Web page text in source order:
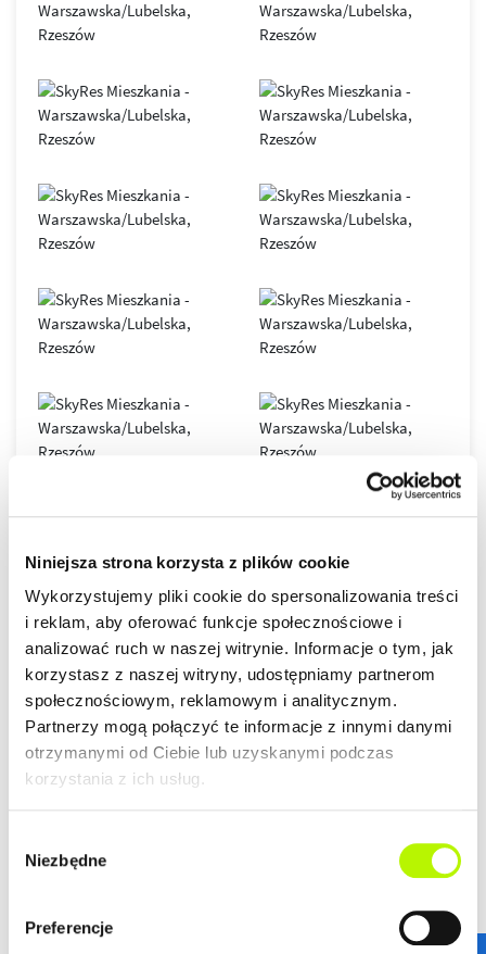
Niniejsza strona korzysta z plików cookie
Wykorzystujemy pliki cookie do spersonalizowania treści
i reklam, aby oferować funkcje społecznościowe i
analizować ruch w naszej witrynie. Informacje o tym, jak
korzystasz z naszej witryny, udostępniamy partnerom
społecznościowym, reklamowym i analitycznym.
Partnerzy mogą połączyć te informacje z innymi danymi
otrzymanymi od Ciebie lub uzyskanymi podczas
korzystania z ich usług.
zgody
Niezbędne
Preferencje
SkyRes– symbol nowoczesnego Rzeszowa i siedziba
renomowanych, międzynarodowych firm. Obiekt oferuje
sufity podwieszane, duże przeszklenia, indywidualnie
sterowane systemy klimatyzacji i wentylacji, 7
szybkobieżnych wind oraz inteligentny system BMS.
Nowoczesna infrastruktura światłowodowa gwarantuje
Biurowiec został zaprojektowany zgodnie z zasadami
zrównoważonego budownictwa, co potwierdza
komfortu i doskonałej lokalizacji, SkyRes jest dziś jednym z
najważniejszych adresów biznesowych w Rzeszowie oraz
wyjątkowym miejscem do życia w dynamicznie
rozwijającym się mieście.
Osiedle SkyRes to prestiżowa inwestycja, która
wyznaczyła nowe standardy w rzeszowskim
budownictwie, to jeden z najbardziej pożądanych
STANDARDY WYKOŃCZENIA